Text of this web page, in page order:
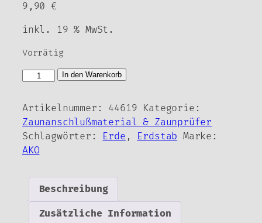
9,90€
inkl. 19 % MwSt.
Vorrätig
Erdstab
verzinkt
75
cm
Menge
In den Warenkorb
Artikelnummer: 44619 Kategorie:
Zaunanschlußmaterial & Zaunprüfer
Schlagwörter: Erde , Erdstab Marke:
AKO
Beschreibung
Zusätzliche Information